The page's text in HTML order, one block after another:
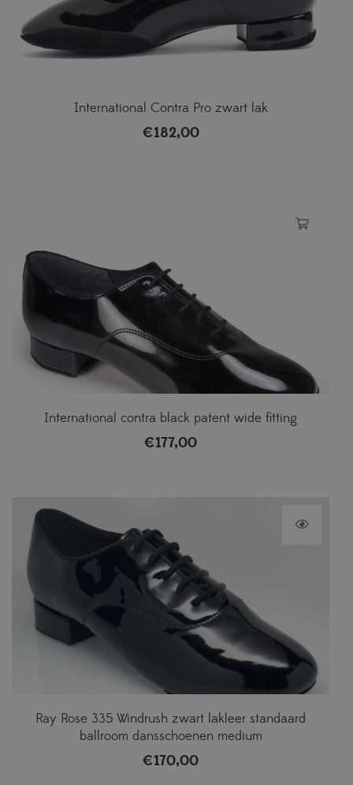
International Contra Pro zwart lak
€182,00
International contra black patent wide fitting
€177,00
Ray Rose 335 Windrush zwart lakleer standaard
ballroom dansschoenen medium
€170,00